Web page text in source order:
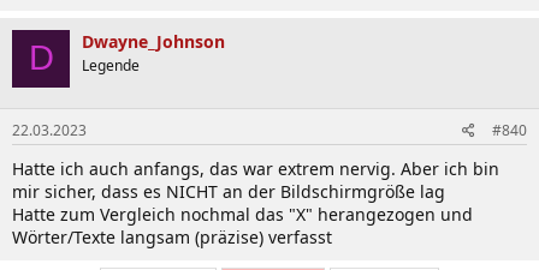
D Dwayne_Johnson
Legende
22.03.2023 #840
Hatte ich auch anfangs, das war extrem nervig. Aber ich bin
mir sicher, dass es NICHT an der Bildschirmgröße lag
Hatte zum Vergleich nochmal das "X" herangezogen und
Wörter/Texte langsam (präzise) verfasst